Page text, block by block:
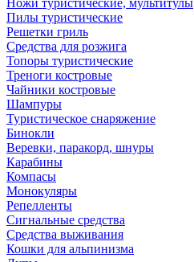
Ножи туристические, мультитулы
Пилы туристические
Решетки гриль
Средства для розжига
Топоры туристические
Треноги костровые
Чайники костровые
Шампуры
Туристическое снаряжение
Бинокли
Веревки, паракорд, шнуры
Карабины
Компасы
Монокуляры
Репелленты
Сигнальные средства
Средства выживания
Кошки для альпинизма